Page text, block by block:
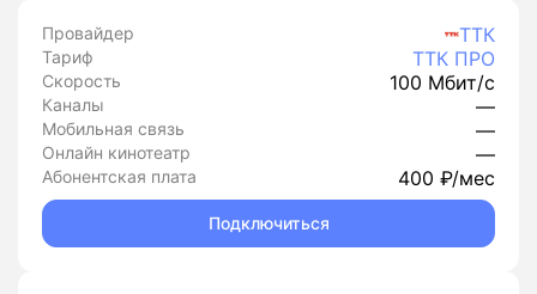
Провайдер ТТК
Тариф ТТК ПРО
Скорость 100 Мбит/с
Каналы —
Мобильная связь —
Онлайн кинотеатр —
Абонентская плата 400 ₽/мес
Подключиться